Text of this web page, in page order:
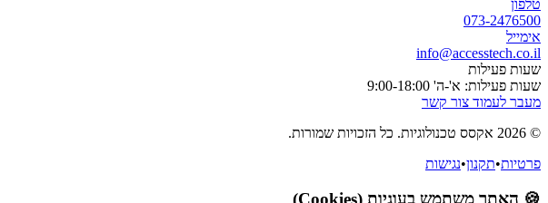
טלפון
073-2476500
אימייל
info@accesstech.co.il
שעות פעילות
שעות פעילות: א'-ה' 9:00-18:00
מעבר לעמוד צור קשר
© 2026 אקסס טכנולוגיות. כל הזכויות שמורות.
פרטיות•תקנון•נגישות
🍪 האתר משתמש בעוגיות (Cookies)